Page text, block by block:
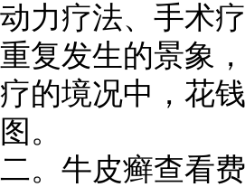
动力疗法、手术
重复发生的景象
疗的境况中，花
图。
二。牛皮癣查看